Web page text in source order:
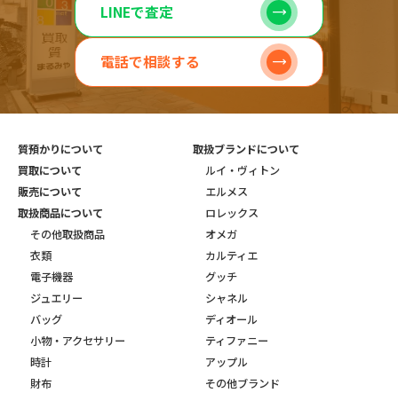
LINEで査定
電話で相談する
質預かりについて
買取について
販売について
取扱商品について
その他取扱商品
衣類
電子機器
ジュエリー
バッグ
小物・アクセサリー
時計
財布
取扱ブランドについて
ルイ・ヴィトン
エルメス
ロレックス
オメガ
カルティエ
グッチ
シャネル
ディオール
ティファニー
アップル
その他ブランド